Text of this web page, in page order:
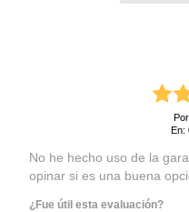
En:
No he hecho uso de la
opinar si es una buena
¿Fue útil esta evaluación?